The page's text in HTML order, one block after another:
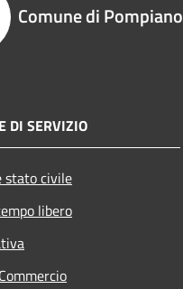
Comune di Pompiano
DI SERVIZIO
stato civile
libero